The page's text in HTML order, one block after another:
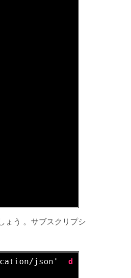
ょう 。サブスクリプシ
json' -d